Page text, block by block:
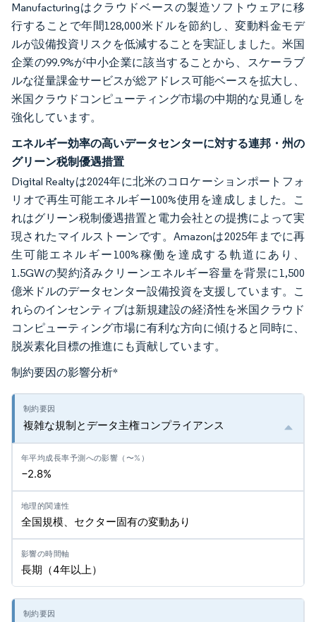
Manufacturingはクラウドベースの製造ソフトウェアに移
行することで年間128,000米ドルを節約し、変動料金モデ
ルが設備投資リスクを低減することを実証しました。米国
企業の99.9%が中小企業に該当することから、スケーラブ
ルな従量課金サービスが総アドレス可能ベースを拡大し、
米国クラウドコンピューティング市場の中期的な見通しを
強化しています。
エネルギー効率の高いデータセンターに対する連邦・州の
グリーン税制優遇措置
Digital Realtyは2024年に北米のコロケーションポートフォ
リオで再生可能エネルギー100%使用を達成しました。こ
れはグリーン税制優遇措置と電力会社との提携によって実
現されたマイルストーンです。Amazonは2025年までに再
生可能エネルギー100%稼働を達成する軌道にあり、
1.5GWの契約済みクリーンエネルギー容量を背景に1,500
億米ドルのデータセンター設備投資を支援しています。こ
れらのインセンティブは新規建設の経済性を米国クラウド
コンピューティング市場に有利な方向に傾けると同時に、
脱炭素化目標の推進にも貢献しています。
制約要因の影響分析*
複雑な規制とデータ主権コンプライアンス
−2.8%
全国規模、セクター固有の変動あり
長期（4年以上）